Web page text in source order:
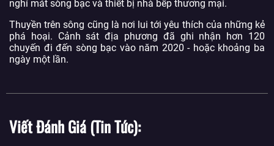
nghỉ mát sòng bạc và thiết bị nhà bếp thương mại.
Thuyền trên sông cũng là nơi lui tới yêu thích của những kẻ
phá hoại. Cảnh sát địa phương đã ghi nhận hơn 120
chuyến đi đến sòng bạc vào năm 2020 - hoặc khoảng ba
ngày một lần.
Viết Đánh Giá (Tin Tức)